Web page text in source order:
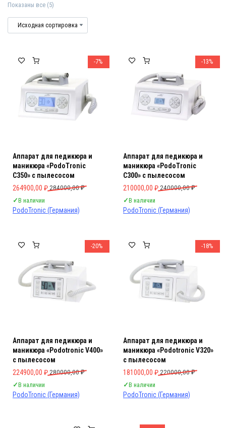
Показаны все (5)
-7%
Аппарат для педикюра и
маникюра «PodoTronic
C350» с пылесосом
284000,00₽
Первоначальная цена составляла 284000,00 ₽.
264900,00 ₽
Текущая цена: 264900,00 ₽.
✓В наличии
PodoTronic (Германия)
-13%
Аппарат для педикюра и
маникюра «PodoTronic
C300» с пылесосом
240000,00₽
Первоначальная цена
210000,00 ₽
Текущая цена: 210000,00 ₽.
✓В наличии
PodoTronic (Германия)
-20%
Аппарат для педикюра и
маникюра «Podotronic V400»
с пылесосом
280000,00₽
Первоначальная цена составляла 280000,00 ₽.
224900,00 ₽
Текущая цена: 224900,00 ₽.
✓В наличии
PodoTronic (Германия)
-18%
Аппарат для педикюра и
маникюра «Podotronic V320»
с пылесосом
220000,00₽
Первоначальная цена
181000,00 ₽
Текущая цена: 181000,00 ₽.
✓В наличии
PodoTronic (Германия)